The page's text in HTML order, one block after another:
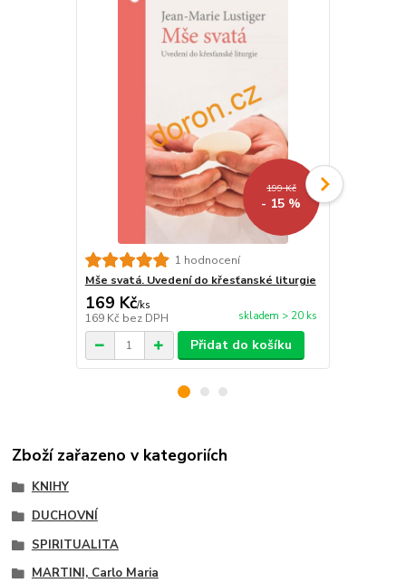
199 Kč
- 15 %
1 hodnocení
Mše svatá. Uvedení do křesťanské liturgie
169 Kč/ks
169 Kč bez DPH skladem > 20 ks
Přidat do košíku
Zboží zařazeno v kategoriích
KNIHY
DUCHOVNÍ
SPIRITUALITA
MARTINI, Carlo Maria